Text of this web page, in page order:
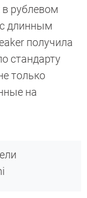
рублевом
длинным
получила
стандарту
только
на